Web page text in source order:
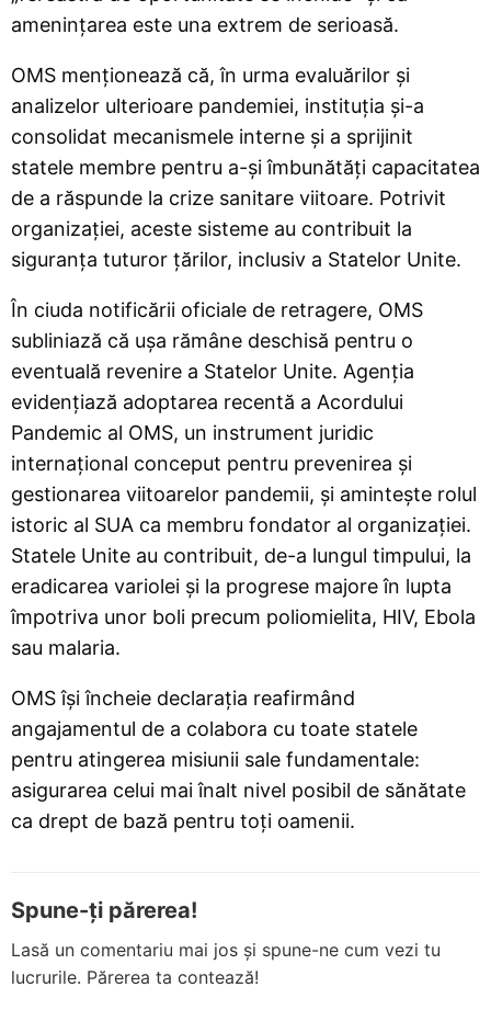
amenințarea este una extrem de serioasă.
OMS menționează că, în urma evaluărilor și
analizelor ulterioare pandemiei, instituția și-a
consolidat mecanismele interne și a sprijinit
statele membre pentru a-și îmbunătăți capacitatea
de a răspunde la crize sanitare viitoare. Potrivit
organizației, aceste sisteme au contribuit la
siguranța tuturor țărilor, inclusiv a Statelor Unite.
În ciuda notificării oficiale de retragere, OMS
subliniază că ușa rămâne deschisă pentru o
eventuală revenire a Statelor Unite. Agenția
evidențiază adoptarea recentă a Acordului
Pandemic al OMS, un instrument juridic
internațional conceput pentru prevenirea și
gestionarea viitoarelor pandemii, și amintește rolul
istoric al SUA ca membru fondator al organizației.
Statele Unite au contribuit, de-a lungul timpului, la
eradicarea variolei și la progrese majore în lupta
împotriva unor boli precum poliomielita, HIV, Ebola
sau malaria.
OMS își încheie declarația reafirmând
angajamentul de a colabora cu toate statele
pentru atingerea misiunii sale fundamentale:
asigurarea celui mai înalt nivel posibil de sănătate
ca drept de bază pentru toți oamenii.
Spune-ți părerea!
Lasă un comentariu mai jos și spune-ne cum vezi tu
lucrurile. Părerea ta contează!